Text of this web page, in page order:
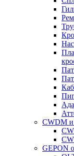
CWDM и
GEPON